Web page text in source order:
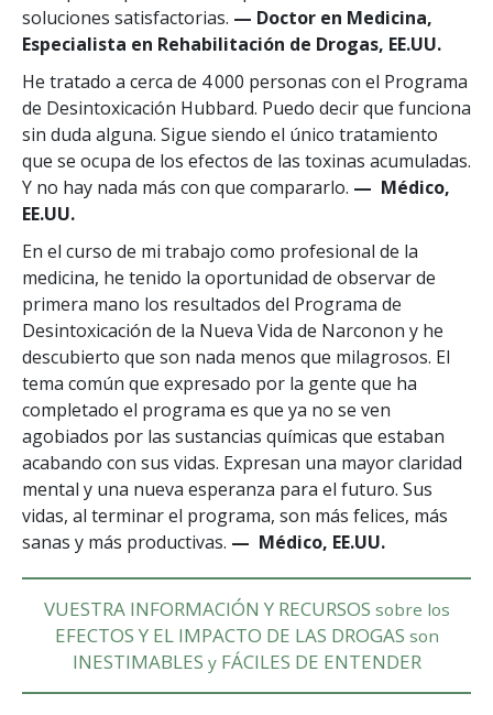
soluciones satisfactorias. — Doctor en Medicina,
Especialista en Rehabilitación de Drogas, EE.UU.
He tratado a cerca de 4 000 personas con el Programa
de Desintoxicación Hubbard. Puedo decir que funciona
sin duda alguna. Sigue siendo el único tratamiento
que se ocupa de los efectos de las toxinas acumuladas.
Y no hay nada más con que compararlo. — Médico,
EE.UU.
En el curso de mi trabajo como profesional de la
medicina, he tenido la oportunidad de observar de
primera mano los resultados del Programa de
Desintoxicación de la Nueva Vida de Narconon y he
descubierto que son nada menos que milagrosos. El
tema común que expresado por la gente que ha
completado el programa es que ya no se ven
agobiados por las sustancias químicas que estaban
acabando con sus vidas. Expresan una mayor claridad
mental y una nueva esperanza para el futuro. Sus
vidas, al terminar el programa, son más felices, más
sanas y más productivas. — Médico, EE.UU.
VUESTRA INFORMACIÓN Y RECURSOS sobre los
EFECTOS Y EL IMPACTO DE LAS DROGAS son
INESTIMABLES yFÁCILES DE ENTENDER